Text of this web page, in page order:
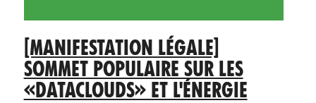
[MANIFESTATION LÉGALE]
SOMMET POPULAIRE SUR LES
«DATACLOUDS» ET L'ÉNERGIE